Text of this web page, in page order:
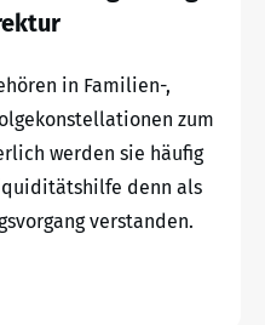
in Familien-,
zum
werden sie häufig
denn als
verstanden.